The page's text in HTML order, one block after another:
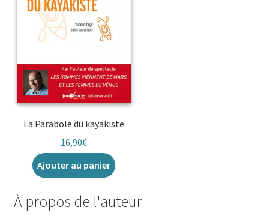
La Parabole du kayakiste
16,90€
Ajouter au panier
À propos de l'auteur